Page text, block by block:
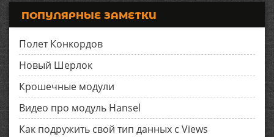
ПОПУЛЯРНЫЕ ЗАМЕТКИ
Полет Конкордов
Новый Шерлок
Крошечные модули
Видео про модуль Hansel
Как подружить свой тип данных с Views